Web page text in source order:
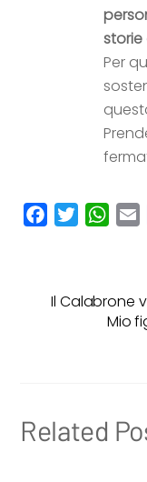
storie
Per
b
t
W
s
A
l
Il Calabrone
Mio
Related